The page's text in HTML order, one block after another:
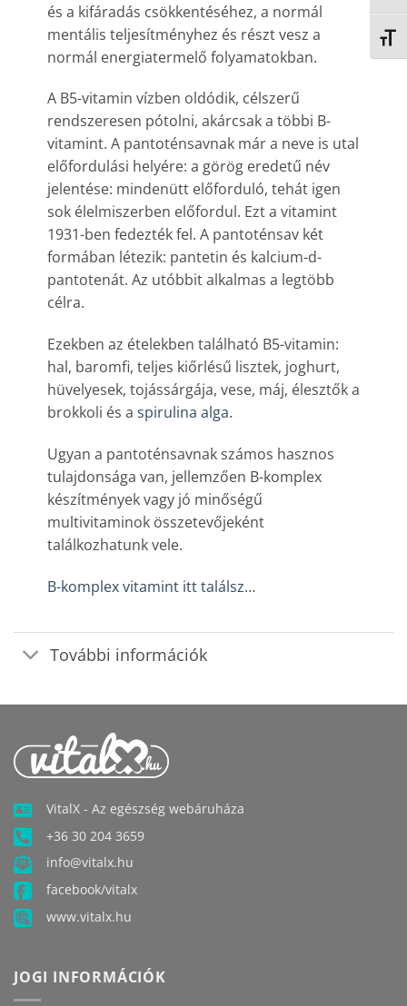
és a kifáradás csökkentéséhez, a normál
mentális teljesítményhez és részt vesz a
normál energiatermelő folyamatokban.
A B5-vitamin vízben oldódik, célszerű
rendszeresen pótolni, akárcsak a többi B-
vitamint. A pantoténsavnak már a neve is utal
előfordulási helyére: a görög eredetű név
jelentése: mindenütt előforduló, tehát igen
sok élelmiszerben előfordul. Ezt a vitamint
1931-ben fedezték fel. A pantoténsav két
formában létezik: pantetin és kalcium-d-
pantotenát. Az utóbbit alkalmas a legtöbb
célra.
Ezekben az ételekben található B5-vitamin:
hal, baromfi, teljes kiőrlésű lisztek, joghurt,
hüvelyesek, tojássárgája, vese, máj, élesztők a
brokkoli és a spirulina alga.
Ugyan a pantoténsavnak számos hasznos
tulajdonsága van, jellemzően B-komplex
készítmények vagy jó minőségű
multivitaminok összetevőjeként
találkozhatunk vele.
B-komplex vitamint itt találsz…
További információk
VitalX - Az egészség webáruháza
+36 30 204 3659
info@vitalx.hu
facebook/vitalx
www.vitalx.hu
JOGI INFORMÁCIÓK